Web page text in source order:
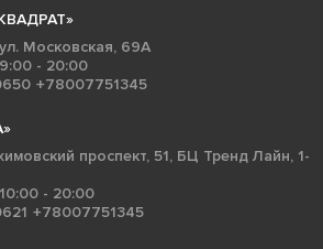
Московская, 69А
- 20:00
+78007751345
проспект, 51, БЦ Тренд Лайн, 1-
- 20:00
+78007751345